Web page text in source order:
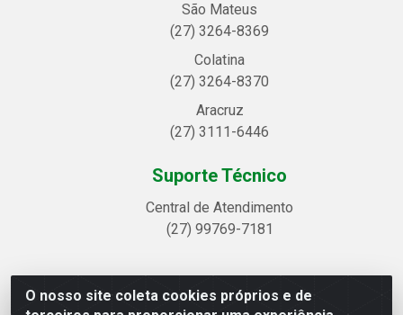
O nosso site coleta cookies próprios e de
São Mateus
(27) 3264-8369
Colatina
(27) 3264-8370
Aracruz
(27) 3111-6446
Suporte Técnico
Central de Atendimento
(27) 99769-7181
Linhavix Distribuidora LTDA - Avenida Alegre, 2521 -